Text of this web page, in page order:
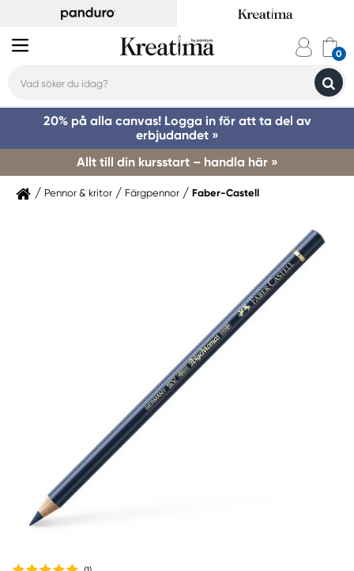
20% på alla canvas! Logga in för att ta del av
erbjudandet »
Allt till din kursstart – handla här »
Pennor & kritor Färgpennor Faber-Castell